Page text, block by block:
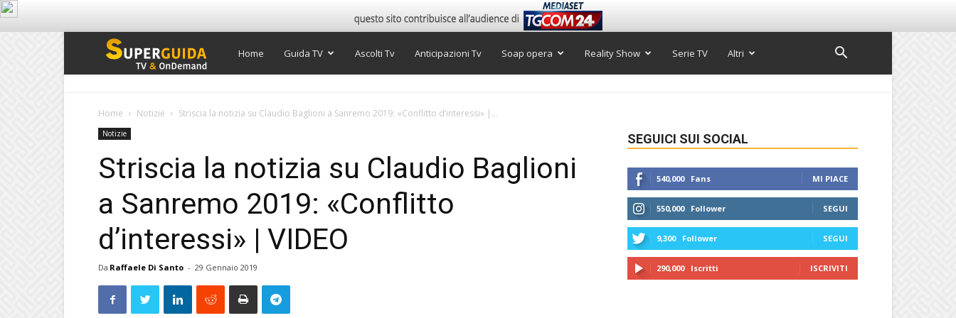
Super
Home Guida TV Ascolti Tv Anticipazioni Tv Soap opera Reality Show Serie TV Altri
Home Notizie Striscia la notizia su Claudio Baglioni a Sanremo 2019: «Conflitto d’interessi» |...
Notizie
Striscia la notizia su Claudio Baglioni
a Sanremo 2019: «Conflitto
d’interessi» | VIDEO
Da Raffaele Di Santo - 29 Gennaio 2019
SEGUICI SUI SOCIAL
540,000 Fans MI PIACE
550,000 Follower SEGUI
9,300 Follower SEGUI
290,000 Iscritti ISCRIVITI